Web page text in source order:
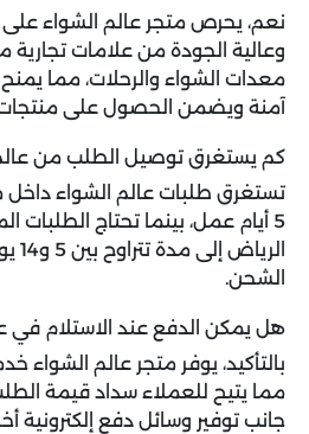
نعم، يحرص متجر عالم الشواء على
وعالية الجودة من علامات
معدات الشواء والرحلات، مما يمنح
آمنة ويضمن الحصول على منتجات
كم يستغرق توصيل الطلب من
5 أيام عمل، بينما تحتاج الطلبات
الشحن.
هل يمكن الدفع عند الاستلام في
بالتأكيد، يوفر متجر عالم الشواء
مما يتيح للعملاء سداد قيمة
جانب توفير وسائل دفع إلكترونية